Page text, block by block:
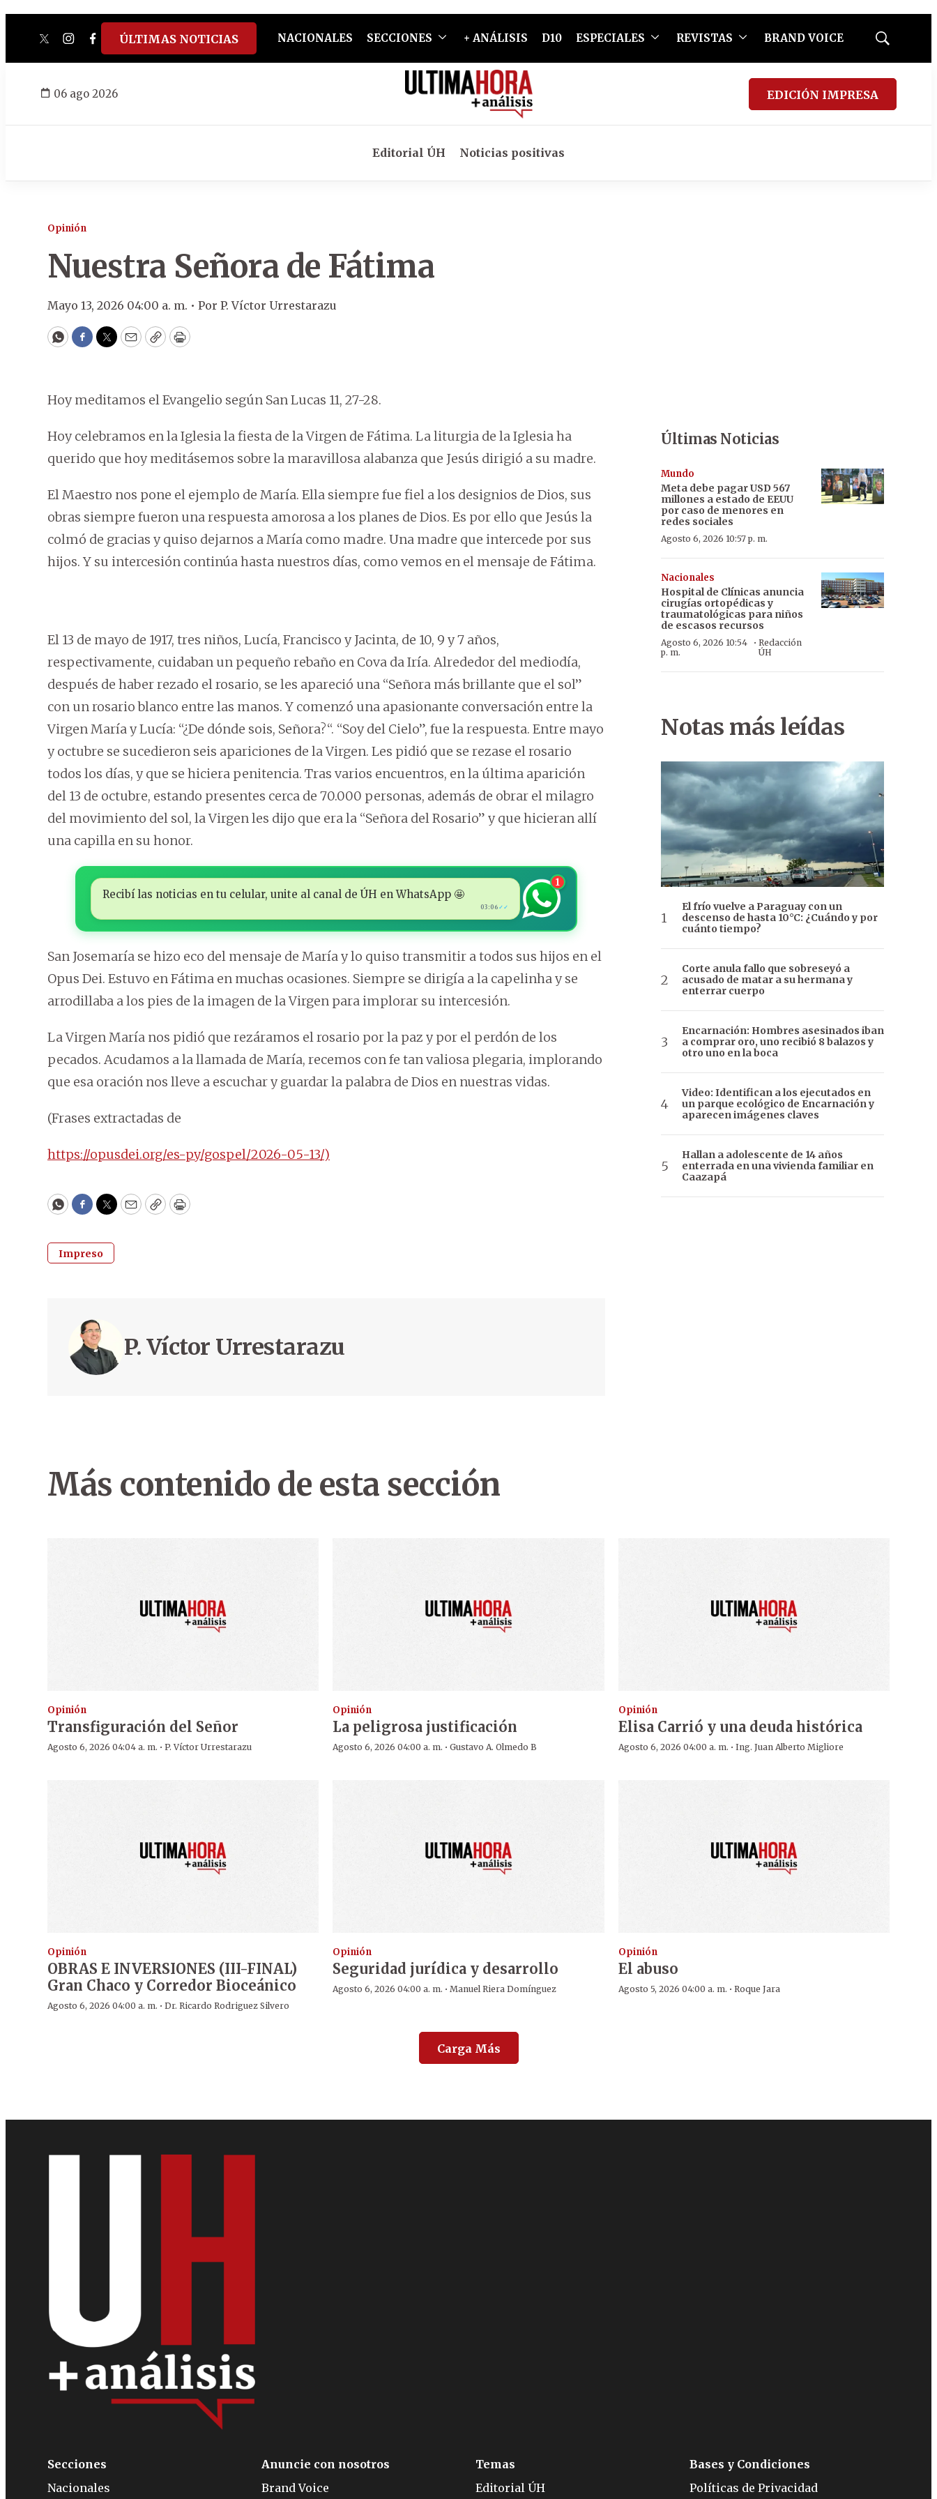
twitterinstagram
facebook
tiktokyoutube
spotify
ÚLTIMAS NOTICIAS NACIONALES SECCIONES + ANÁLISIS D10 ESPECIALES REVISTAS BRAND VOICE
Mostrar
06 ago 2026 EDICIÓN IMPRESA
Editorial ÚH Noticias positivas
Opinión
Nuestra Señora de Fátima
Mayo 13, 2026 04:00 a. m. • Por P. Víctor Urrestarazu
WhatsApp
Facebook
Twitter
EmailCopyPrint
Hoy meditamos el Evangelio según San Lucas 11, 27-28.
Hoy celebramos en la Iglesia la fiesta de la Virgen de Fátima. La liturgia de la Iglesia ha
querido que hoy meditásemos sobre la maravillosa alabanza que Jesús dirigió a su madre.
El Maestro nos pone el ejemplo de María. Ella siempre fue fiel a los designios de Dios, sus
obras siempre fueron una respuesta amorosa a los planes de Dios. Es por ello que Jesús la
colmó de gracias y quiso dejarnos a María como madre. Una madre que intercede por sus
hijos. Y su intercesión continúa hasta nuestros días, como vemos en el mensaje de Fátima.
El 13 de mayo de 1917, tres niños, Lucía, Francisco y Jacinta, de 10, 9 y 7 años,
respectivamente, cuidaban un pequeño rebaño en Cova da Iría. Alrededor del mediodía,
después de haber rezado el rosario, se les apareció una “Señora más brillante que el sol”
con un rosario blanco entre las manos. Y comenzó una apasionante conversación entre la
Virgen María y Lucía: “¿De dónde sois, Señora?“. “Soy del Cielo”, fue la respuesta. Entre mayo
y octubre se sucedieron seis apariciones de la Virgen. Les pidió que se rezase el rosario
todos los días, y que se hiciera penitencia. Tras varios encuentros, en la última aparición
del 13 de octubre, estando presentes cerca de 70.000 personas, además de obrar el milagro
del movimiento del sol, la Virgen les dijo que era la “Señora del Rosario” y que hicieran allí
una capilla en su honor.
Recibí las noticias en tu celular, unite al canal de ÚH en WhatsApp 🤩
03:06 ✓✓
1
San Josemaría se hizo eco del mensaje de María y lo quiso transmitir a todos sus hijos en el
Opus Dei. Estuvo en Fátima en muchas ocasiones. Siempre se dirigía a la capelinha y se
arrodillaba a los pies de la imagen de la Virgen para implorar su intercesión.
La Virgen María nos pidió que rezáramos el rosario por la paz y por el perdón de los
pecados. Acudamos a la llamada de María, recemos con fe tan valiosa plegaria, implorando
que esa oración nos lleve a escuchar y guardar la palabra de Dios en nuestras vidas.
(Frases extractadas de
https://opusdei.org/es-py/gospel/2026-05-13/)
WhatsApp
Facebook
Twitter
EmailCopyPrint
Impreso
P. Víctor Urrestarazu
Últimas Noticias
Mundo
Meta debe pagar USD 567
millones a estado de EEUU
por caso de menores en
redes sociales
Agosto 6, 2026 10:57 p. m.
Nacionales
Hospital de Clínicas anuncia
cirugías ortopédicas y
traumatológicas para niños
de escasos recursos
Agosto 6, 2026 10:54
p. m.
· Redacción
ÚH
Notas más leídas
El frío vuelve a Paraguay con un
descenso de hasta 10°C: ¿Cuándo y por
cuánto tiempo?
Corte anula fallo que sobreseyó a
acusado de matar a su hermana y
enterrar cuerpo
Encarnación: Hombres asesinados iban
a comprar oro, uno recibió 8 balazos y
otro uno en la boca
Video: Identifican a los ejecutados en
un parque ecológico de Encarnación y
aparecen imágenes claves
Hallan a adolescente de 14 años
enterrada en una vivienda familiar en
Caazapá
Más contenido de esta sección
Opinión
Transfiguración del Señor
Agosto 6, 2026 04:04 a. m. · P. Víctor Urrestarazu
Opinión
La peligrosa justificación
Agosto 6, 2026 04:00 a. m. ·Gustavo A. Olmedo B
Opinión
Elisa Carrió y una deuda histórica
Agosto 6, 2026 04:00 a. m. · Ing. Juan Alberto Migliore
Opinión
OBRAS E INVERSIONES (III-FINAL)
Gran Chaco y Corredor Bioceánico
Agosto 6, 2026 04:00 a. m. · Dr. Ricardo Rodriguez Silvero
Opinión
Seguridad jurídica y desarrollo
Agosto 6, 2026 04:00 a. m. ·Manuel Riera Domínguez
Opinión
El abuso
Agosto 5, 2026 04:00 a. m. · Roque Jara
Carga Más
Secciones
Nacionales
Anuncie con nosotros
Brand Voice
Temas
Editorial ÚH
Bases y Condiciones
Políticas de Privacidad